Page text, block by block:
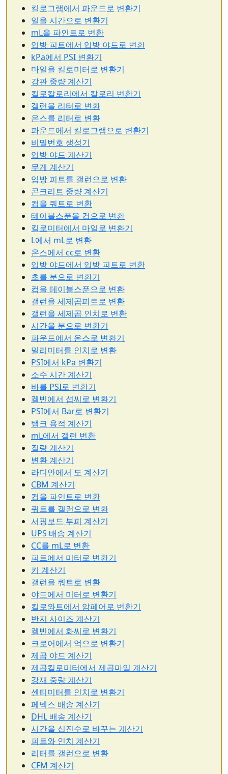
킬로그램에서 파운드로 변환기
일을 시간으로 변환기
mL을 파인트로 변환
입방 피트에서 입방 야드로 변환
kPa에서 PSI 변환기
마일을 킬로미터로 변환기
강판 중량 계산기
킬로칼로리에서 칼로리 변환기
갤런을 리터로 변환
온스를 리터로 변환
파운드에서 킬로그램으로 변환기
비밀번호 생성기
입방 야드 계산기
무게 계산기
입방 피트를 갤런으로 변환
콘크리트 중량 계산기
컵을 쿼트로 변환
테이블스푼을 컵으로 변환
킬로미터에서 마일로 변환기
L에서 mL로 변환
온스에서 cc로 변환
입방 야드에서 입방 피트로 변환
초를 분으로 변환기
컵을 테이블스푼으로 변환
갤런을 세제곱피트로 변환
갤런을 세제곱 인치로 변환
시간을 분으로 변환기
파운드에서 온스로 변환기
밀리미터를 인치로 변환
PSI에서 kPa 변환기
소수 시간 계산기
바를 PSI로 변환기
켈빈에서 섭씨로 변환기
PSI에서 Bar로 변환기
탱크 용적 계산기
mL에서 갤런 변환
질량 계산기
변환 계산기
라디안에서 도 계산기
CBM 계산기
컵을 파인트로 변환
쿼트를 갤런으로 변환
서핑보드 부피 계산기
UPS 배송 계산기
CC를 mL로 변환
피트에서 미터로 변환기
키 계산기
갤런을 쿼트로 변환
야드에서 미터로 변환기
킬로와트에서 암페어로 변환기
반지 사이즈 계산기
켈빈에서 화씨로 변환기
크로어에서 억으로 변환기
제곱 야드 계산기
제곱킬로미터에서 제곱마일 계산기
강재 중량 계산기
센티미터를 인치로 변환기
페덱스 배송 계산기
DHL 배송 계산기
시간을 십진수로 바꾸는 계산기
피트와 인치 계산기
리터를 갤런으로 변환
CFM 계산기